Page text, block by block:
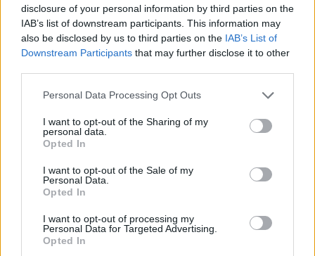
disclosure of your personal information by third parties on the
IAB’s list of downstream participants. This information may
also be disclosed by us to third parties on the IAB’s List of
Downstream Participants that may further disclose it to other
Please note that this website/app uses one or more Google
not limited to your visit or usage behaviour. You may click to
grant or deny consent to Google and its third-party tags to
use your data for below specified purposes in below Google
consent section.
Personal Data Processing Opt Outs
I want to opt-out of the Sharing of my
personal data.
Opted In
I want to opt-out of the Sale of my
Personal Data.
Opted In
I want to opt-out of processing my
Personal Data for Targeted Advertising.
Opted In
Continua a leggere
SHOPPING NERD